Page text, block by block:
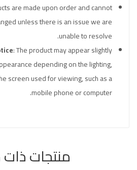
are made upon order and cannot
unless there is an issue we are
unable to resolve.
: The product may appear slightly
depending on the lighting,
screen used for viewing, such as a
mobile phone or computer.
منتجات